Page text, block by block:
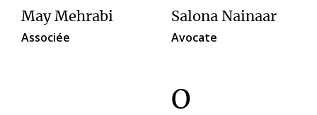
May Mehrabi
Associée
Salona Nainaar
Avocate
O